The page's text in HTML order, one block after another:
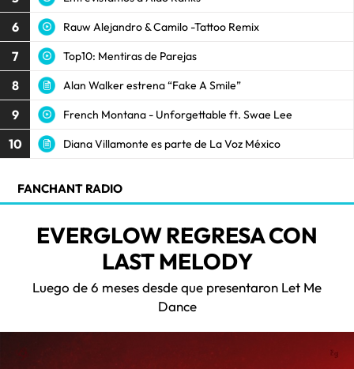
6 Rauw Alejandro & Camilo -Tattoo Remix
7 Top10: Mentiras de Parejas
8 Alan Walker estrena “Fake A Smile”
9 French Montana - Unforgettable ft. Swae Lee
10 Diana Villamonte es parte de La Voz México
FANCHANT RADIO
EVERGLOW REGRESA CON
LAST MELODY
Luego de 6 meses desde que presentaron Let Me
Dance